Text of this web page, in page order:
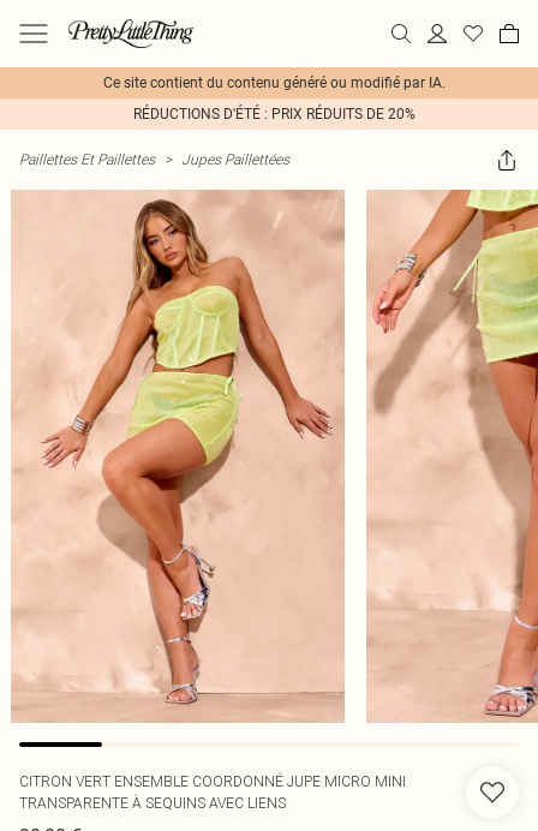
Ce site contient du contenu généré ou modifié par IA.
RÉDUCTIONS D'ÉTÉ : PRIX RÉDUITS DE 20%
Paillettes Et Paillettes > Jupes Paillettées
CITRON VERT ENSEMBLE COORDONNÉ JUPE MICRO MINI
TRANSPARENTE À SEQUINS AVEC LIENS